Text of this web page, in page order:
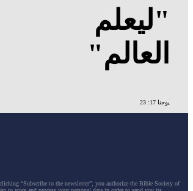
"ليعلم
العالم"
يوحنا 17: 23
“Subscribe to the newsletter”, you authorize the Bible Society of